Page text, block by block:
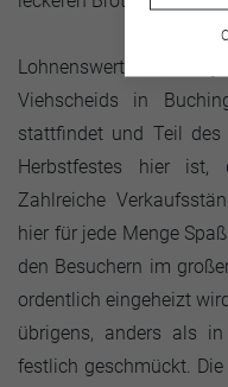
Lohnenswert ist auf
Viehscheids in
stattfindet und Teil des
Herbstfestes hier
Zahlreiche
hier für jede Menge
den Besuchern im
ordentlich eingeheizt
übrigens, anders als
festlich geschmückt.